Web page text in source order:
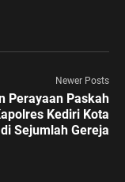
Newer Posts
Perayaan Paskah
Kediri Kota
Sejumlah Gereja